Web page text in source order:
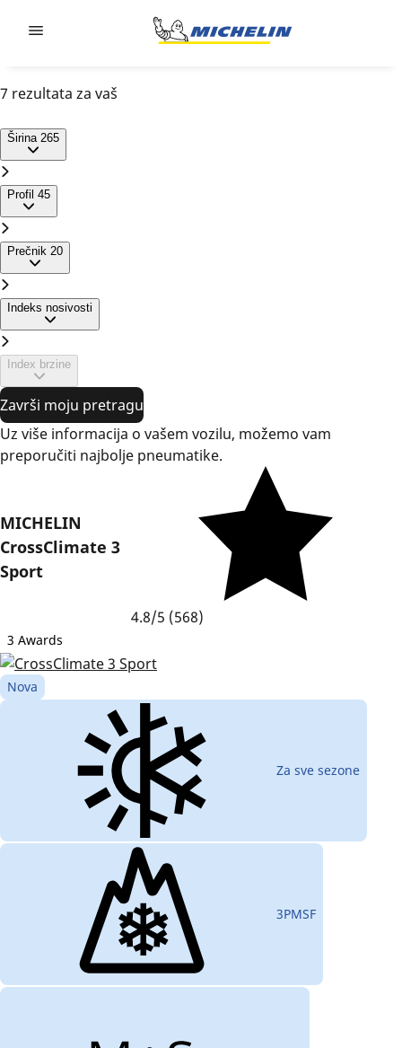
7 rezultata za vaš
Širina 265
Profil 45
Prečnik 20
Indeks nosivosti
Index brzine
Završi moju pretragu
Uz više informacija o vašem vozilu, možemo vam
preporučiti najbolje pneumatike.
MICHELIN
CrossClimate 3
Sport
4.8/5 (568)
3 Awards
Nova
Za sve sezone
3PMSF